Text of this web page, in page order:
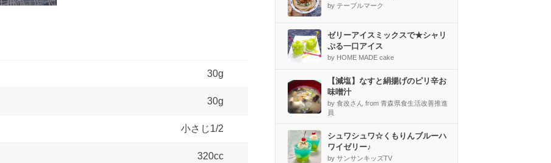
30g
30g
小さじ1/2
320cc
by テーブルマーク
ゼリーアイスミックスで★シャリ
ぷる一口アイス
by HOME MADE cake
【減塩】なすと絹揚げのピリ辛お
味噌汁
by 食改さん from 青森県食生活改善推進
員
シュワシュワ☆くもりんブルーハ
ワイゼリー♪
by サンサンキッズTV